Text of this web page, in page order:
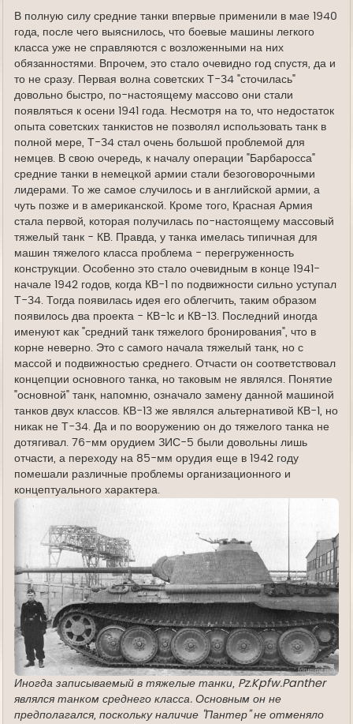
В полную силу средние танки впервые применили в мае 1940
года, после чего выяснилось, что боевые машины легкого
класса уже не справляются с возложенными на них
обязанностями. Впрочем, это стало очевидно год спустя, да и
то не сразу. Первая волна советских Т-34 "сточилась"
довольно быстро, по-настоящему массово они стали
появляться к осени 1941 года. Несмотря на то, что недостаток
опыта советских танкистов не позволял использовать танк в
полной мере, Т-34 стал очень большой проблемой для
немцев. В свою очередь, к началу операции "Барбаросса"
средние танки в немецкой армии стали безоговорочными
лидерами. То же самое случилось и в английской армии, а
чуть позже и в американской. Кроме того, Красная Армия
стала первой, которая получилась по-настоящему массовый
тяжелый танк - КВ. Правда, у танка имелась типичная для
машин тяжелого класса проблема - перегруженность
конструкции. Особенно это стало очевидным в конце 1941-
начале 1942 годов, когда КВ-1 по подвижности сильно уступал
Т-34. Тогда появилась идея его облегчить, таким образом
появилось два проекта - КВ-1с и КВ-13. Последний иногда
именуют как "средний танк тяжелого бронирования", что в
корне неверно. Это с самого начала тяжелый танк, но с
массой и подвижностью среднего. Отчасти он соответствовал
концепции основного танка, но таковым не являлся. Понятие
"основной" танк, напомню, означало замену данной машиной
танков двух классов. КВ-13 же являлся альтернативой КВ-1, но
никак не Т-34. Да и по вооружению он до тяжелого танка не
дотягивал. 76-мм орудием ЗИС-5 были довольны лишь
отчасти, а переходу на 85-мм орудия еще в 1942 году
помешали различные проблемы организационного и
концептуального характера.
Иногда записываемый в тяжелые танки, Pz.Kpfw.Panther
являлся танком среднего класса. Основным он не
предполагался, поскольку наличие "Пантер" не отменяло